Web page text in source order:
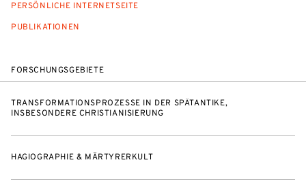
PERSÖNLICHE INTERNETSEITE
PUBLIKATIONEN
FORSCHUNGSGEBIETE
TRANSFORMATIONSPROZESSE IN DER SPÄTANTIKE,
INSBESONDERE CHRISTIANISIERUNG
HAGIOGRAPHIE & MÄRTYRERKULT